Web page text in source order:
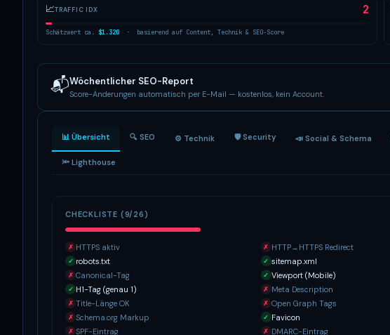
📈TRAFFIC IDX 2
Schätzwert ca. $1.320 · basierend auf Content, Technik & SEO-Score
📬Wöchentlicher SEO-Report
Score-Änderungen automatisch per E-Mail — kostenlos, kein Account.
📊 Übersicht 🔍 SEO ⚙️ Technik 🛡 Security 📣 Social & Schema
🔦 Lighthouse
CHECKLISTE (9/26)
✗ HTTPS aktiv ✗ HTTP→HTTPS Redirect
✓ robots.txt ✓ sitemap.xml
✗ Canonical-Tag ✓ Viewport (Mobile)
✓ H1-Tag (genau 1) ✗ Meta Description
✗ Title-Länge OK ✗ Open Graph Tags
✗ Schema.org Markup ✓ Favicon
✗ SPF-Eintrag ✗ DMARC-Eintrag